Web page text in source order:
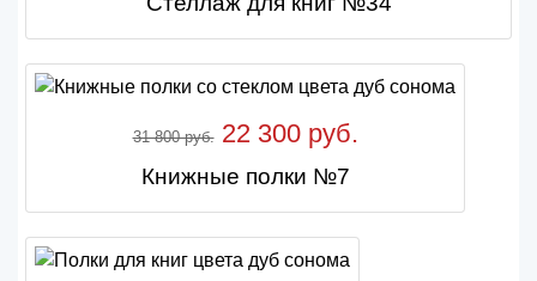
31 800 руб.22 300 руб.
Книжные полки №7